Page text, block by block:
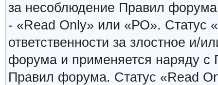
за несоблюдение Правил
- «Read Only» или «РО». Статус
ответственности за злостное и/
форума и применяется наряду
Правил форума. Статус «Read